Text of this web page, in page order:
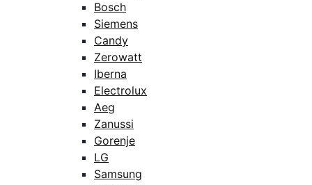
Bosch
Siemens
Candy
Zerowatt
Iberna
Electrolux
Aeg
Zanussi
Gorenje
LG
Samsung